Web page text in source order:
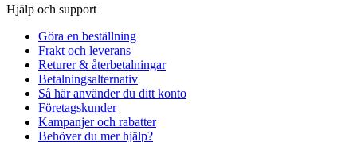
Hjälp och support
Göra en beställning
Frakt och leverans
Returer & återbetalningar
Betalningsalternativ
Så här använder du ditt konto
Företagskunder
Kampanjer och rabatter
Behöver du mer hjälp?